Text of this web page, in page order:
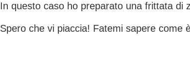
In questo caso ho preparato una frittata di
Spero che vi piaccia! Fatemi sapere come